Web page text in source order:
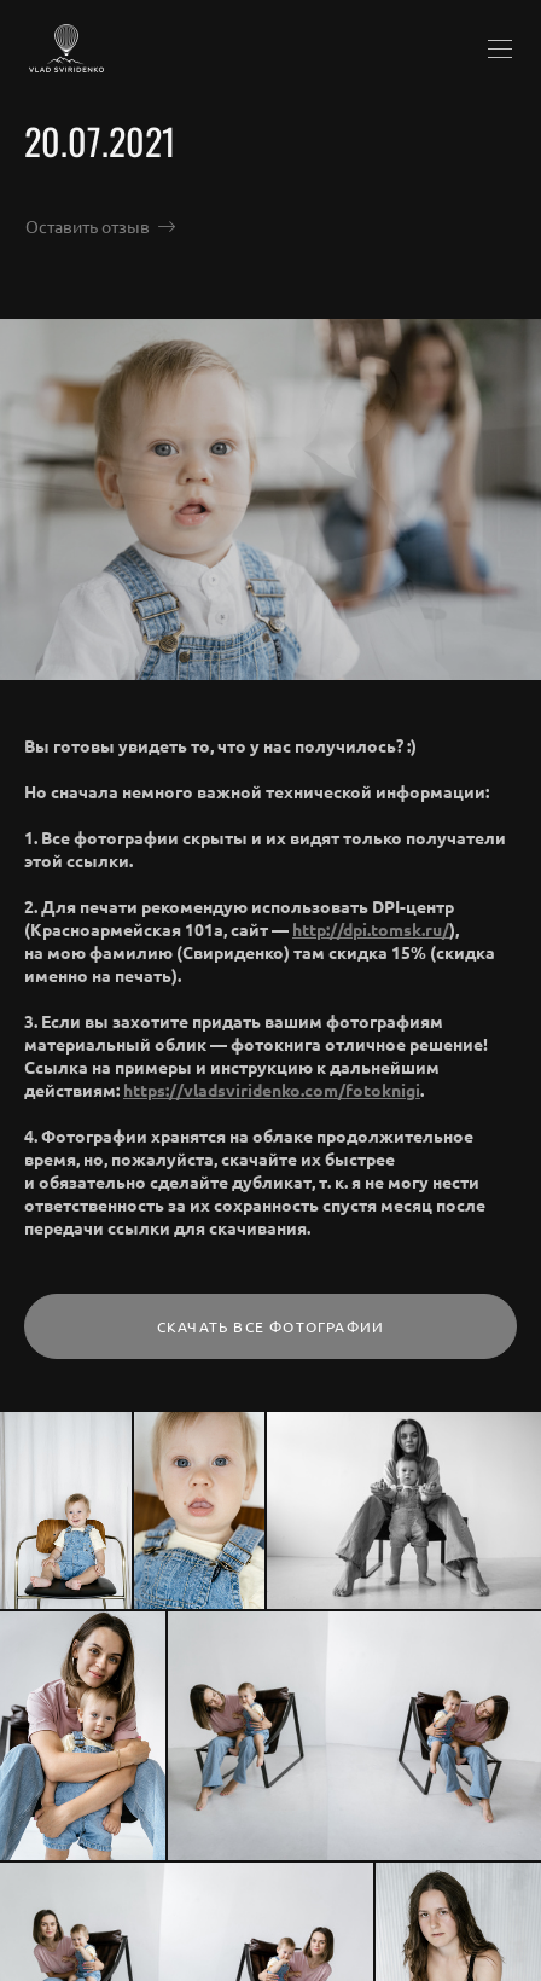
20.07.2021
Оставить отзыв
Вы готовы увидеть то, что у нас получилось? :)
Но сначала немного важной технической информации:
1. Все фотографии скрыты и их видят только получатели
этой ссылки.
2. Для печати рекомендую использовать DPI-центр
(Красноармейская 101а, сайт — http://dpi.tomsk.ru/),
на мою фамилию (Свириденко) там скидка 15% (скидка
именно на печать).
3. Если вы захотите придать вашим фотографиям
материальный облик — фотокнига отличное решение!
Ссылка на примеры и инструкцию к дальнейшим
действиям: https://vladsviridenko.com/fotoknigi.
4. Фотографии хранятся на облаке продолжительное
время, но, пожалуйста, скачайте их быстрее
и обязательно сделайте дубликат, т. к. я не могу нести
ответственность за их сохранность спустя месяц после
передачи ссылки для скачивания.
СКАЧАТЬ ВСЕ ФОТОГРАФИИ